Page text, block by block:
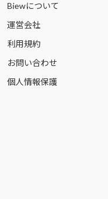
Biewについて
運営会社
利用規約
お問い合わせ
個人情報保護